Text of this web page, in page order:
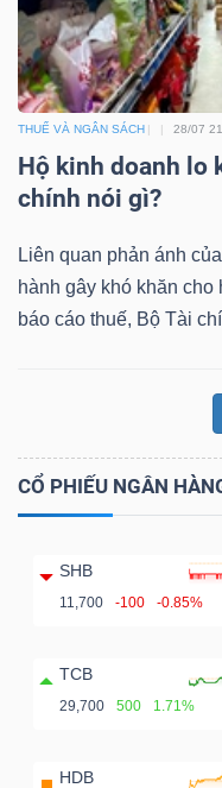
THUẾ VÀ NGÂN SÁCH 28/07
Hộ kinh doanh lo
chính nói gì?
Liên quan phản ánh
hành gây khó khăn cho
báo cáo thuế, Bộ Tài
CỔ PHIẾU NGÂN
SHB
11,700 -100 -0.85%
TCB
29,700 500 1.71%
HDB